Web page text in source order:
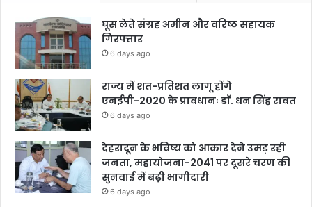
घूस लेते संग्रह अमीन और वरिष्ठ सहायक
गिरफ्तार
6 days ago
राज्य में शत-प्रतिशत लागू होंगे
एनईपी-2020 के प्रावधानः डाॅ. धन सिंह रावत
6 days ago
देहरादून के भविष्य को आकार देने उमड़ रही
जनता, महायोजना-2041 पर दूसरे चरण की
सुनवाई में बढ़ी भागीदारी
6 days ago